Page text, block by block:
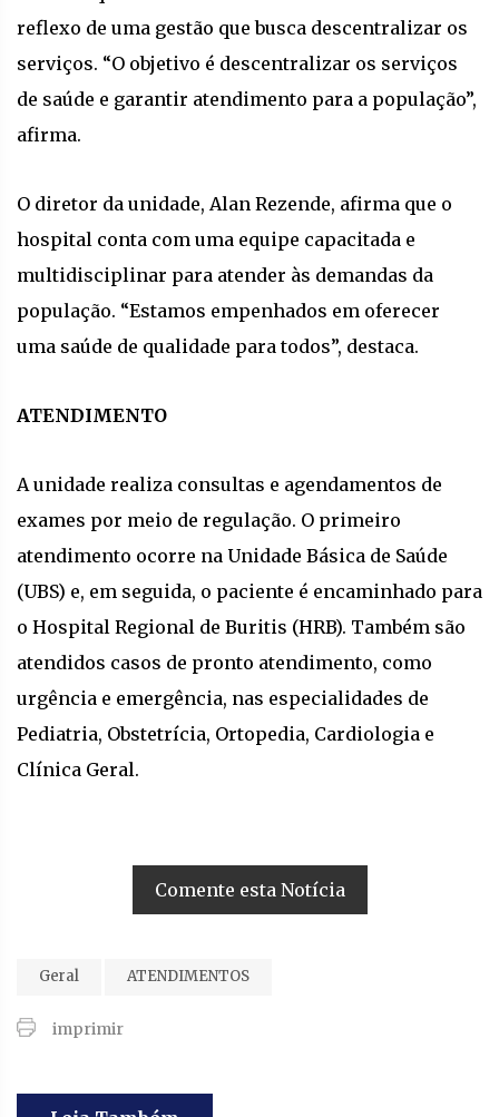
reflexo de uma gestão que busca descentralizar os
serviços. “O objetivo é descentralizar os serviços
de saúde e garantir atendimento para a população”,
afirma.
O diretor da unidade, Alan Rezende, afirma que o
hospital conta com uma equipe capacitada e
multidisciplinar para atender às demandas da
população. “Estamos empenhados em oferecer
uma saúde de qualidade para todos”, destaca.
ATENDIMENTO
A unidade realiza consultas e agendamentos de
exames por meio de regulação. O primeiro
atendimento ocorre na Unidade Básica de Saúde
(UBS) e, em seguida, o paciente é encaminhado para
o Hospital Regional de Buritis (HRB). Também são
atendidos casos de pronto atendimento, como
urgência e emergência, nas especialidades de
Pediatria, Obstetrícia, Ortopedia, Cardiologia e
Clínica Geral.
Comente esta Notícia
Geral ATENDIMENTOS
imprimir